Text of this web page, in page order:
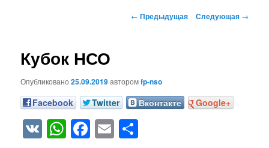
Навигация по записям
← Предыдущая Следующая →
Кубок НСО
Опубликовано25.09.2019авторомfp-nso
Facebook Twitter Вконтакте Google+
VKWhatsApp
Facebook
Email